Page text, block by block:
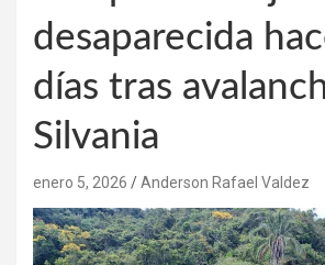
desaparecida
días tras
Silvania
enero 5, 2026 Anderson Rafael Valdez